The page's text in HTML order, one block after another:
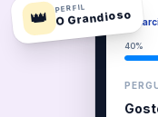
40%
👑 PERFIL
O Grandioso